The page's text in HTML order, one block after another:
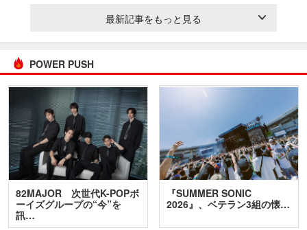
最新記事をもっと見る
POWER PUSH
82MAJOR 次世代K-POPボ
ーイズグループの“今”を
訊…
『SUMMER SONIC
2026』、ベテラン3組の懐…